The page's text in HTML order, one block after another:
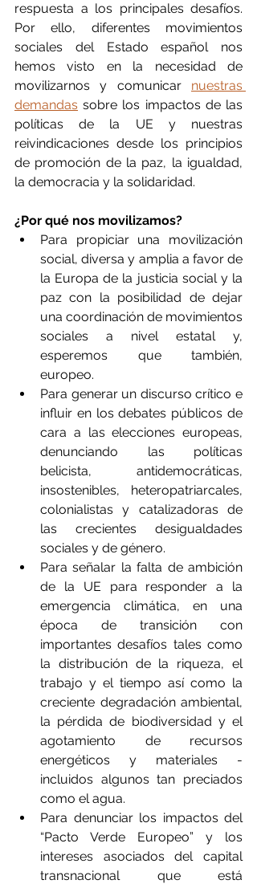
respuesta a los principales desafíos.
Por ello, diferentes movimientos
sociales del Estado español nos
hemos visto en la necesidad de
movilizarnos y comunicar nuestras
demandas sobre los impactos de las
políticas de la UE y nuestras
reivindicaciones desde los principios
de promoción de la paz, la igualdad,
la democracia y la solidaridad.
¿Por qué nos movilizamos?
Para propiciar una movilización
social, diversa y amplia a favor de
la Europa de la justicia social y la
paz con la posibilidad de dejar
una coordinación de movimientos
sociales a nivel estatal y,
esperemos que también,
europeo.
Para generar un discurso crítico e
influir en los debates públicos de
cara a las elecciones europeas,
denunciando las políticas
belicista, antidemocráticas,
insostenibles, heteropatriarcales,
colonialistas y catalizadoras de
las crecientes desigualdades
sociales y de género.
Para señalar la falta de ambición
de la UE para responder a la
emergencia climática, en una
época de transición con
importantes desafíos tales como
la distribución de la riqueza, el
trabajo y el tiempo así como la
creciente degradación ambiental,
la pérdida de biodiversidad y el
agotamiento de recursos
energéticos y materiales -
incluidos algunos tan preciados
como el agua.
Para denunciar los impactos del
“Pacto Verde Europeo” y los
intereses asociados del capital
transnacional que está